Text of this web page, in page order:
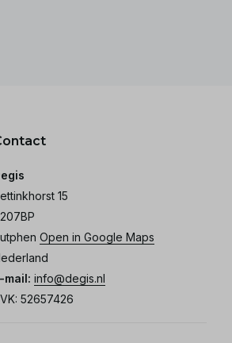
15
Open in Google Maps
mail: info@degis.nl
52657426